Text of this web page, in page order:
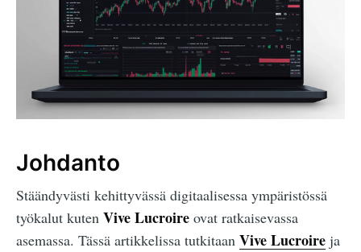
Johdanto
Stäändyvästi kehittyvässä digitaalisessa ympäristössä
työkalut kuten Vive Lucroire ovat ratkaisevassa
asemassa. Tässä artikkelissa tutkitaan Vive Lucroire ja